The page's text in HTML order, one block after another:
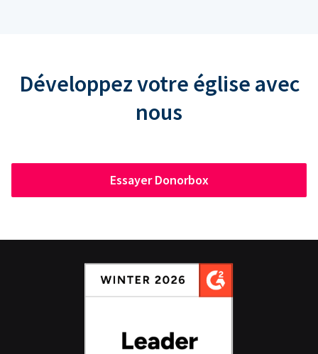
Développez votre église avec
nous
Essayer Donorbox